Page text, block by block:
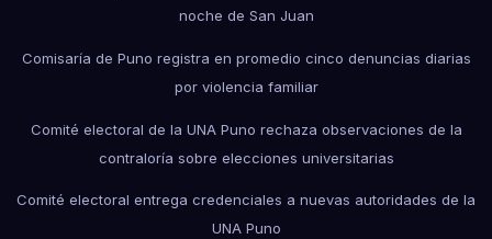
noche de San Juan
Comisaría de Puno registra en promedio cinco denuncias diarias
por violencia familiar
Comité electoral de la UNA Puno rechaza observaciones de la
contraloría sobre elecciones universitarias
Comité electoral entrega credenciales a nuevas autoridades de la
UNA Puno